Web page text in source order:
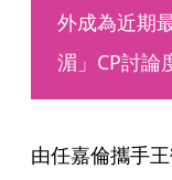
外成為近期
湄」CP討論
由任嘉倫攜手